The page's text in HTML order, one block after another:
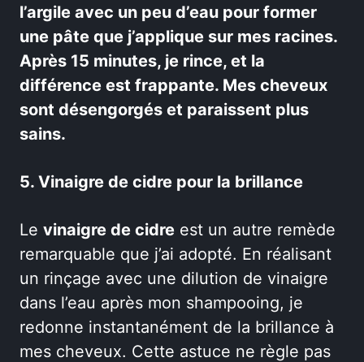
l’argile avec un peu d’eau pour former
une pâte que j’applique sur mes racines.
Après 15 minutes, je rince, et la
différence est frappante. Mes cheveux
sont désengorgés et paraissent plus
sains.
5. Vinaigre de cidre pour la brillance
Le vinaigre de cidre est un autre remède
remarquable que j’ai adopté. En réalisant
un rinçage avec une dilution de vinaigre
dans l’eau après mon shampooing, je
redonne instantanément de la brillance à
mes cheveux. Cette astuce ne règle pas